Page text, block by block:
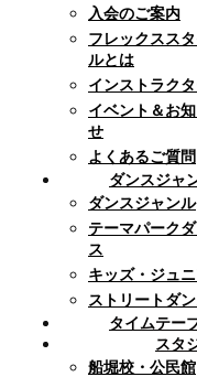
入会のご案内
フレックススタ
ルとは
インストラク
イベント＆お
せ
よくあるご質問
ダンスジャ
ダンスジャンル
テーマパーク
ス
キッズ・ジュ
ストリートダ
タイムテー
スタ
船堀校・公民館